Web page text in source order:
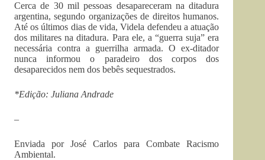
Cerca de 30 mil pessoas desapareceram na ditadura
argentina, segundo organizações de direitos humanos.
Até os últimos dias de vida, Videla defendeu a atuação
dos militares na ditadura. Para ele, a “guerra suja” era
necessária contra a guerrilha armada. O ex-ditador
nunca informou o paradeiro dos corpos dos
desaparecidos nem dos bebês sequestrados.
*Edição: Juliana Andrade
–
Enviada por José Carlos para Combate Racismo
Ambiental.